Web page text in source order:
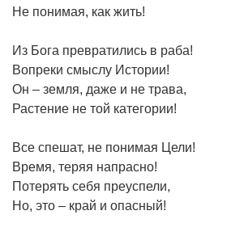
Не понимая, как жить!
Из Бога превратились в раба!
Вопреки смыслу Истории!
Он – земля, даже и не трава,
Растение не той категории!
Все спешат, не понимая Цели!
Время, теряя напрасно!
Потерять себя преуспели,
Но, это – край и опасный!